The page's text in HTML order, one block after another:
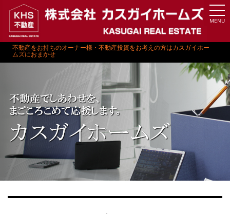
不動産をお持ちのオーナー様・不動産投資をお考えの方はカスガイホー
ムズにおまかせ
MENU